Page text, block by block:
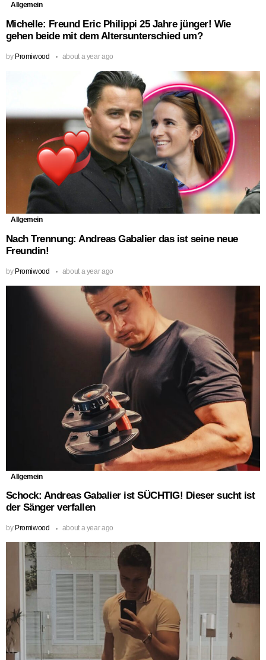
Allgemein
Michelle: Freund Eric Philippi 25 Jahre jünger! Wie
gehen beide mit dem Altersunterschied um?
by Promiwood about a year ago
Allgemein
Nach Trennung: Andreas Gabalier das ist seine neue
Freundin!
by Promiwood about a year ago
Allgemein
Schock: Andreas Gabalier ist SÜCHTIG! Dieser sucht ist
der Sänger verfallen
by Promiwood about a year ago